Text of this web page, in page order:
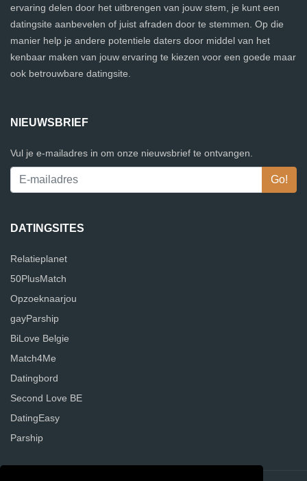
ervaring delen door het uitbrengen van jouw stem, je kunt een
datingsite aanbevelen of juist afraden door te stemmen. Op die
manier help je andere potentiele daters door middel van het
kenbaar maken van jouw ervaring te kiezen voor een goede maar
ook betrouwbare datingsite.
NIEUWSBRIEF
Vul je e-mailadres in om onze nieuwsbrief te ontvangen.
DATINGSITES
Relatieplanet
50PlusMatch
Opzoeknaarjou
gayParship
BiLove Belgie
Match4Me
Datingbord
Second Love BE
DatingEasy
Parship